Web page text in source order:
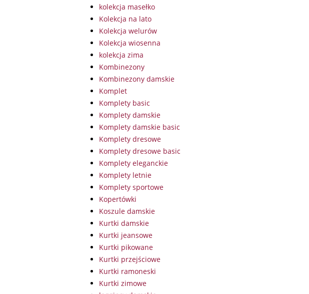
kolekcja masełko
Kolekcja na lato
Kolekcja welurów
Kolekcja wiosenna
kolekcja zima
Kombinezony
Kombinezony damskie
Komplet
Komplety basic
Komplety damskie
Komplety damskie basic
Komplety dresowe
Komplety dresowe basic
Komplety eleganckie
Komplety letnie
Komplety sportowe
Kopertówki
Koszule damskie
Kurtki damskie
Kurtki jeansowe
Kurtki pikowane
Kurtki przejściowe
Kurtki ramoneski
Kurtki zimowe